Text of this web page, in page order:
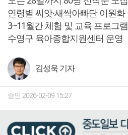
연령별 씨앗·새싹아빠단 이원화
3~11월간 체험 및 교육 프로그램
수영구 육아종합지원센터 운영
김성욱 기자
승인 2026-02-09 15:27